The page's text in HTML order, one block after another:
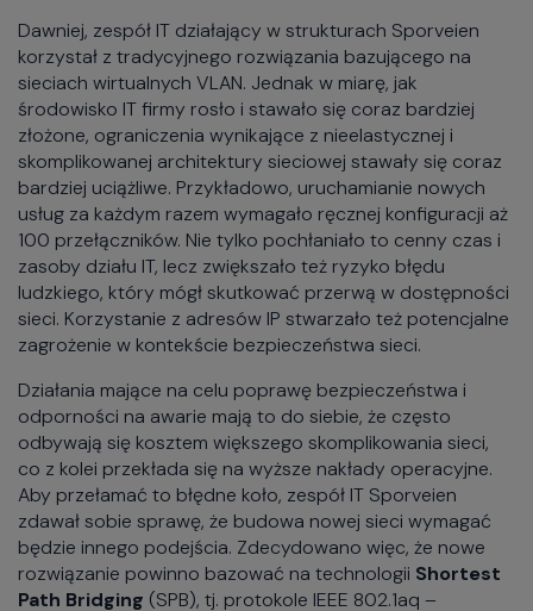
Dawniej, zespół IT działający w strukturach Sporveien
korzystał z tradycyjnego rozwiązania bazującego na
sieciach wirtualnych VLAN. Jednak w miarę, jak
środowisko IT firmy rosło i stawało się coraz bardziej
złożone, ograniczenia wynikające z nieelastycznej i
skomplikowanej architektury sieciowej stawały się coraz
bardziej uciążliwe. Przykładowo, uruchamianie nowych
usług za każdym razem wymagało ręcznej konfiguracji aż
100 przełączników. Nie tylko pochłaniało to cenny czas i
zasoby działu IT, lecz zwiększało też ryzyko błędu
ludzkiego, który mógł skutkować przerwą w dostępności
sieci. Korzystanie z adresów IP stwarzało też potencjalne
zagrożenie w kontekście bezpieczeństwa sieci.
Działania mające na celu poprawę bezpieczeństwa i
odporności na awarie mają to do siebie, że często
odbywają się kosztem większego skomplikowania sieci,
co z kolei przekłada się na wyższe nakłady operacyjne.
Aby przełamać to błędne koło, zespół IT Sporveien
zdawał sobie sprawę, że budowa nowej sieci wymagać
będzie innego podejścia. Zdecydowano więc, że nowe
rozwiązanie powinno bazować na technologii Shortest
Path Bridging (SPB), tj. protokole IEEE 802.1aq –